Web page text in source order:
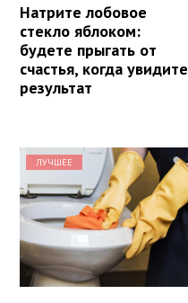
Натрите лобовое
стекло яблоком:
будете прыгать от
счастья, когда увидите
результат
ЛУЧШЕЕ